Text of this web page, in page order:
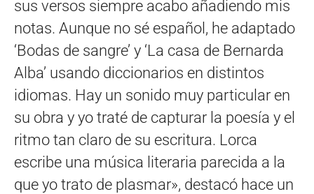
sus versos siempre acabo añadiendo mis
notas. Aunque no sé español, he adaptado
‘Bodas de sangre’ y ‘La casa de Bernarda
Alba’ usando diccionarios en distintos
idiomas. Hay un sonido muy particular en
su obra y yo traté de capturar la poesía y el
ritmo tan claro de su escritura. Lorca
escribe una música literaria parecida a la
que yo trato de plasmar», destacó hace un